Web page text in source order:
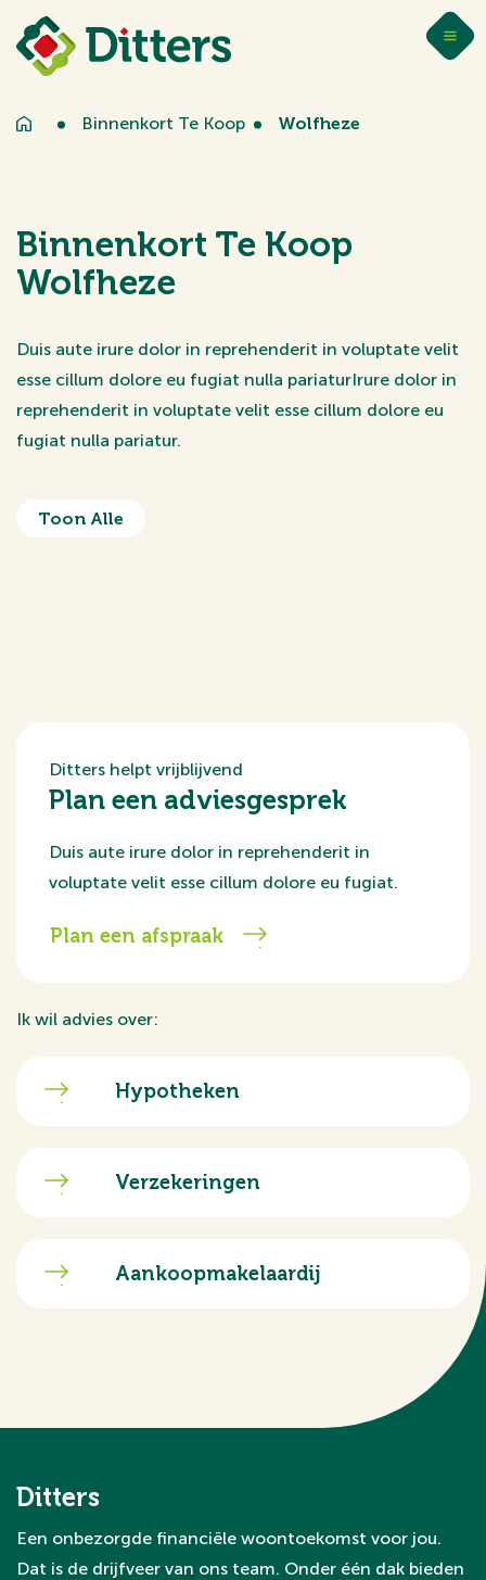
Binnenkort Te Koop Wolfheze
Binnenkort Te Koop
Wolfheze
Duis aute irure dolor in reprehenderit in voluptate velit
esse cillum dolore eu fugiat nulla pariaturIrure dolor in
reprehenderit in voluptate velit esse cillum dolore eu
fugiat nulla pariatur.
Toon Alle
Ditters helpt vrijblijvend
Plan een adviesgesprek
Duis aute irure dolor in reprehenderit in
voluptate velit esse cillum dolore eu fugiat.
Plan een afspraak
Ik wil advies over:
Hypotheken
Verzekeringen
Aankoopmakelaardij
Ditters
Een onbezorgde financiële woontoekomst voor jou.
Dat is de drijfveer van ons team. Onder één dak bieden